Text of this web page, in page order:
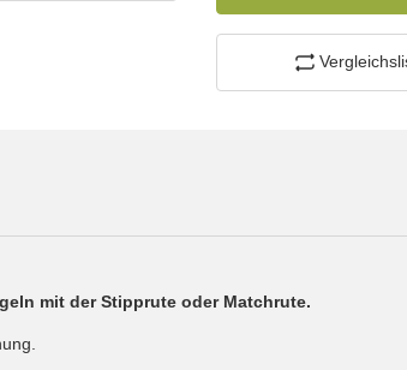
mit der Stipprute oder Matchrute.